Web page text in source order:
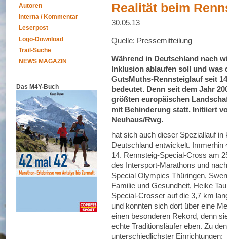
Autoren
Interna / Kommentar
Leserpost
Logo-Download
Trail-Suche
NEWS MAGAZIN
Das M4Y-Buch
Realität beim
30.05.13
Quelle: Pressemitteilung
Während in Deutschland nach
Inklusion ablaufen soll und was
GutsMuths-Rennsteiglauf seit
bedeutet. Denn seit dem Jahr
größten europäischen
mit Behinderung statt. Initiiert
Neuhaus/Rwg.
hat sich auch dieser Speziallauf
Deutschland entwickelt. Immerhin
14. Rennsteig-Special-Cross am
des Intersport-Marathons und
Special Olympics Thüringen,
Familie und Gesundheit, Heike
Special-Crosser auf die 3,7 km
und konnten sich dort über eine
einen besonderen Rekord, denn
echte Traditionsläufer eben. Zu
unterschiedlichster Einrichtungen: